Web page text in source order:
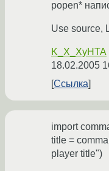
popen*
Use source,
K_X_XyHTA
18.02.2005
Ссылка
import
title =
player title")